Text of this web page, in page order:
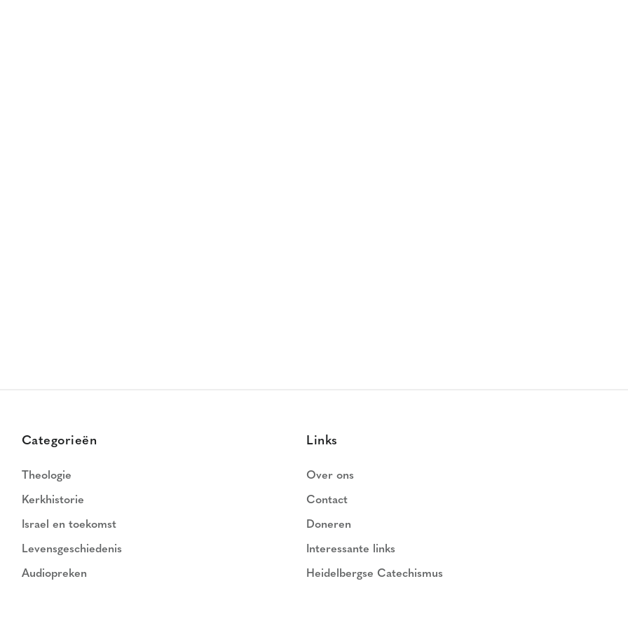
Categorieën
Theologie
Kerkhistorie
Israel en toekomst
Levensgeschiedenis
Audiopreken
Links
Over ons
Contact
Doneren
Interessante links
Heidelbergse Catechismus